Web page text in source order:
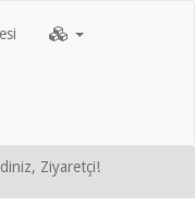
Ziyaretçi!